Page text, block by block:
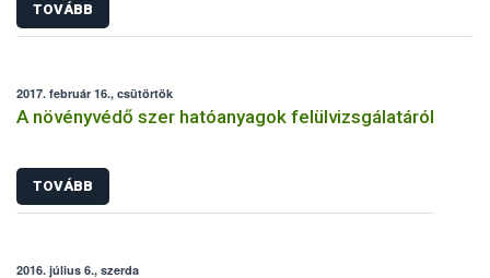
TOVÁBB
2017. február 16., csütörtök
A növényvédő szer hatóanyagok felülvizsgálatáról
TOVÁBB
2016. július 6., szerda